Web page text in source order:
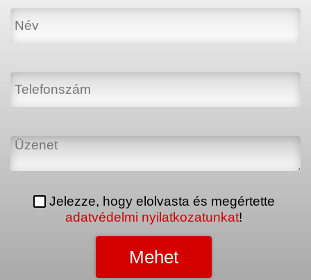
Jelezze, hogy elolvasta és megértette
adatvédelmi nyilatkozatunkat!